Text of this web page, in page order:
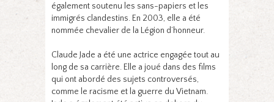
également soutenu les sans-papiers et les
immigrés clandestins. En 2003, elle a été
nommée chevalier de la Légion d’honneur.
Claude Jade a été une actrice engagée tout au
long de sa carrière. Elle a joué dans des films
qui ont abordé des sujets controversés,
comme le racisme et la guerre du Vietnam.